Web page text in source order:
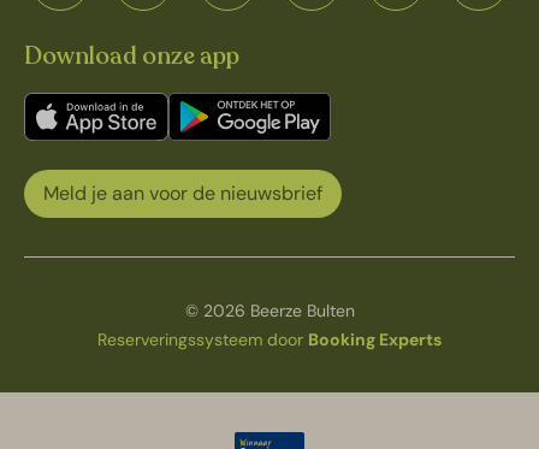
Download onze app
Meld je aan voor de nieuwsbrief
© 2026 Beerze Bulten
Reserveringssysteem door Booking Experts